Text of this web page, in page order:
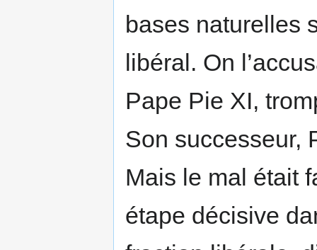
bases naturelles
libéral. On
Pape Pie XI,
Son successeur,
Mais le mal était
étape décisive